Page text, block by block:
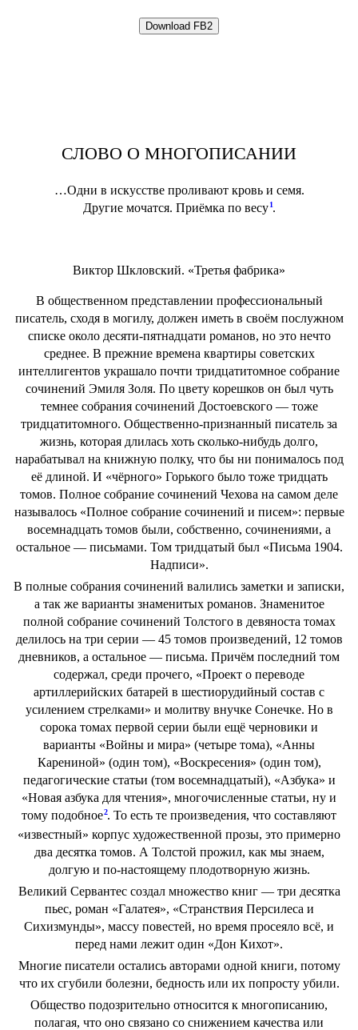
СЛОВО О МНОГОПИСАНИИ
…Одни в искусстве проливают кровь и семя.
Другие мочатся. Приёмка по весу 1.
Виктор Шкловский. «Третья фабрика»
В общественном представлении профессиональный
писатель, сходя в могилу, должен иметь в своём послужном
списке около десяти-пятнадцати романов, но это нечто
среднее. В прежние времена квартиры советских
интеллигентов украшало почти тридцатитомное собрание
сочинений Эмиля Золя. По цвету корешков он был чуть
темнее собрания сочинений Достоевского — тоже
тридцатитомного. Общественно-признанный писатель за
жизнь, которая длилась хоть сколько-нибудь долго,
нарабатывал на книжную полку, что бы ни понималось под
её длиной. И «чёрного» Горького было тоже тридцать
томов. Полное собрание сочинений Чехова на самом деле
называлось «Полное собрание сочинений и писем»: первые
восемнадцать томов были, собственно, сочинениями, а
остальное — письмами. Том тридцатый был «Письма 1904.
Надписи».
В полные собрания сочинений валились заметки и записки,
а так же варианты знаменитых романов. Знаменитое
полной собрание сочинений Толстого в девяноста томах
делилось на три серии — 45 томов произведений, 12 томов
дневников, а остальное — письма. Причём последний том
содержал, среди прочего, «Проект о переводе
артиллерийских батарей в шестиорудийный состав с
усилением стрелками» и молитву внучке Сонечке. Но в
сорока томах первой серии были ещё черновики и
варианты «Войны и мира» (четыре тома), «Анны
Карениной» (один том), «Воскресения» (один том),
педагогические статьи (том восемнадцатый), «Азбука» и
«Новая азбука для чтения», многочисленные статьи, ну и
тому подобное2. То есть те произведения, что составляют
«известный» корпус художественной прозы, это примерно
два десятка томов. А Толстой прожил, как мы знаем,
долгую и по-настоящему плодотворную жизнь.
Великий Сервантес создал множество книг — три десятка
пьес, роман «Галатея», «Странствия Персилеса и
Сихизмунды», массу повестей, но время просеяло всё, и
перед нами лежит один «Дон Кихот».
Многие писатели остались авторами одной книги, потому
что их сгубили болезни, бедность или их попросту убили.
Общество подозрительно относится к многописанию,
полагая, что оно связано со снижением качества или